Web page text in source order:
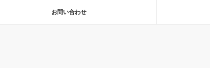
お問い合わせ